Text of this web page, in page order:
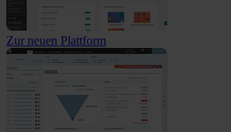
Zur neuen Plattform